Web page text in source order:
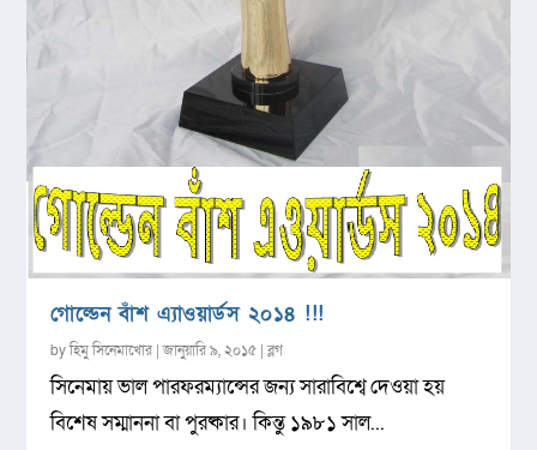
গোল্ডেন বাঁশ এ্যাওয়ার্ডস ২০১৪ !!!
byহিমু সিনেমাখোর |জানুয়ারি ৯, ২০১৫ |ব্লগ
সিনেমায় ভাল পারফরম্যান্সের জন্য সারাবিশ্বে দেওয়া হয়
বিশেষ সম্মাননা বা পুরষ্কার। কিন্তু ১৯৮১ সাল...